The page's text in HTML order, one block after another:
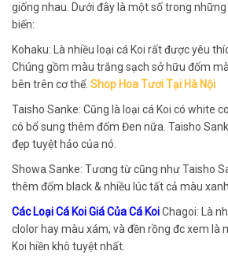
giống nhau. Dưới đây là một số trong những
biến:
Kohaku: Là nhiều loại cá Koi rất được yêu
Chúng gồm màu trắng sạch sở hữu đốm
bên trên cơ thể. Shop Hoa Tươi Tại Hà Nội
Taisho Sanke: Cũng là loại cá Koi có white
có bổ sung thêm đốm Đen nữa. Taisho
đẹp tuyệt hảo của nó.
Showa Sanke: Tương từ cũng như Taisho
thêm đốm black & nhiều lúc tất cả màu
Các Loại Cá Koi Giá Của Cá KoiChagoi: Là
clolor hay màu xám, và đền rồng đc xem là
Koi hiền khô tuyệt nhất.